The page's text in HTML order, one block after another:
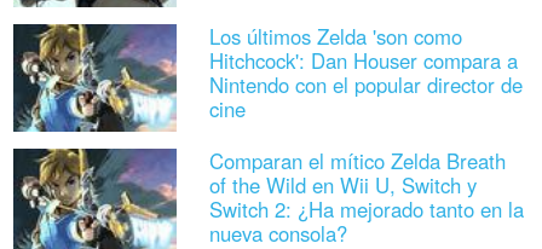
Los últimos Zelda 'son como
Hitchcock': Dan Houser compara a
Nintendo con el popular director de
cine
Comparan el mítico Zelda Breath
of the Wild en Wii U, Switch y
Switch 2: ¿Ha mejorado tanto en la
nueva consola?